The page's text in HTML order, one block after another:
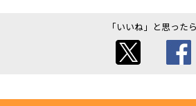
「いいね」と思った